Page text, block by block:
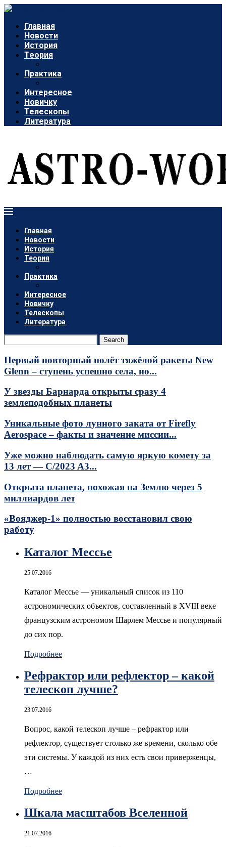
Главная
Новости
История
Теория
Практика
Интересное
Новичку
Телескопы
Литература
Главная
Новости
История
Теория
Практика
Интересное
Новичку
Телескопы
Литература
Search
Первый повторный полёт тяжёлой ракеты New
Glenn – ступень успешно села, но...
У звезды Барнарда открыты сразу 4
землеподобных планеты
Уникальные фото лунного заката от Firefly
Aerospace – факты и значение миссии...
Уже можно наблюдать самую яркую комету за
13 лет — C/2023 A3...
Открыта планета, похожая на Землю через 5
миллиардов лет
«Вояджер-1» полностью восстановил свою
работу
Каталог Мессье
25.07.2016
Каталог Мессье — уникальный список из 110
астрономических объектов, составленный в XVIII веке
французским астрономом Шарлем Мессье и популярный
до сих пор.
Подробнее
Рефрактор или рефлектор – какой
телескоп лучше?
23.07.2016
Вопрос, какой телескоп лучше – рефрактор или
рефлектор, существует столько же времени, сколько обе
эти системы. У каждой из них есть свои приверженцы,
…
Подробнее
Шкала масштабов Вселенной
21.07.2016